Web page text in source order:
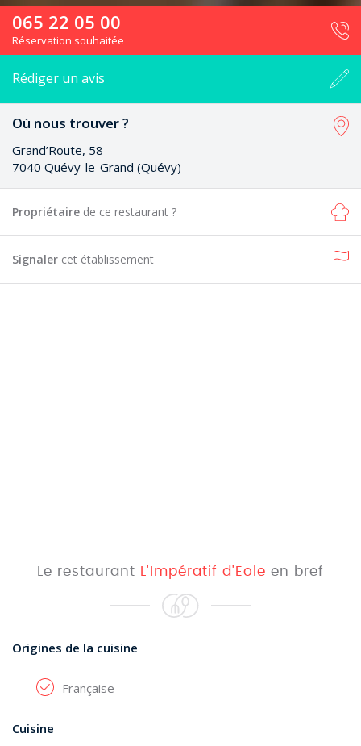
065 22 05 00
Réservation souhaitée
Rédiger un avis
Où nous trouver ?
Grand’Route, 58
7040 Quévy-le-Grand (Quévy)
Propriétaire de ce restaurant ?
Signaler cet établissement
Le restaurant L'Impératif d'Eole en bref
Origines de la cuisine
Française
Cuisine